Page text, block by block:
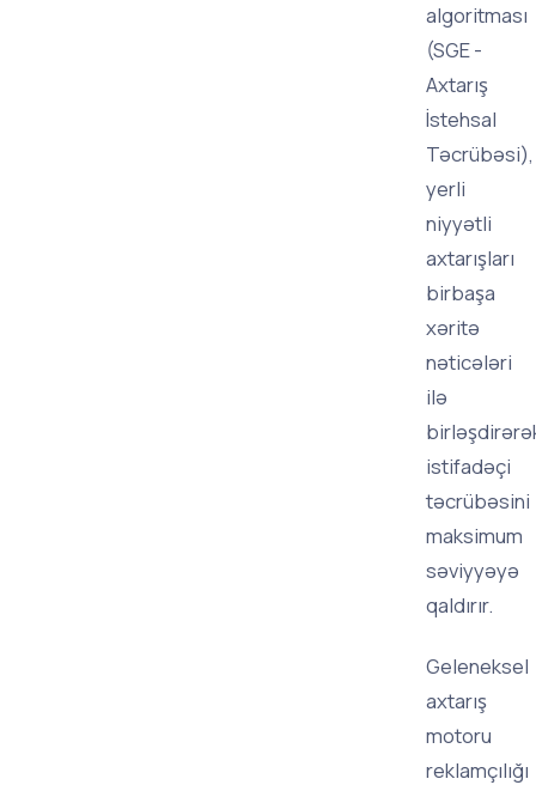
algoritması
(SGE -
Axtarış
İstehsal
Təcrübəsi),
yerli
niyyətli
axtarışları
birbaşa
xəritə
nəticələri
ilə
istifadəçi
təcrübəsini
maksimum
səviyyəyə
qaldırır.
Geleneksel
axtarış
motoru
reklamçılığı